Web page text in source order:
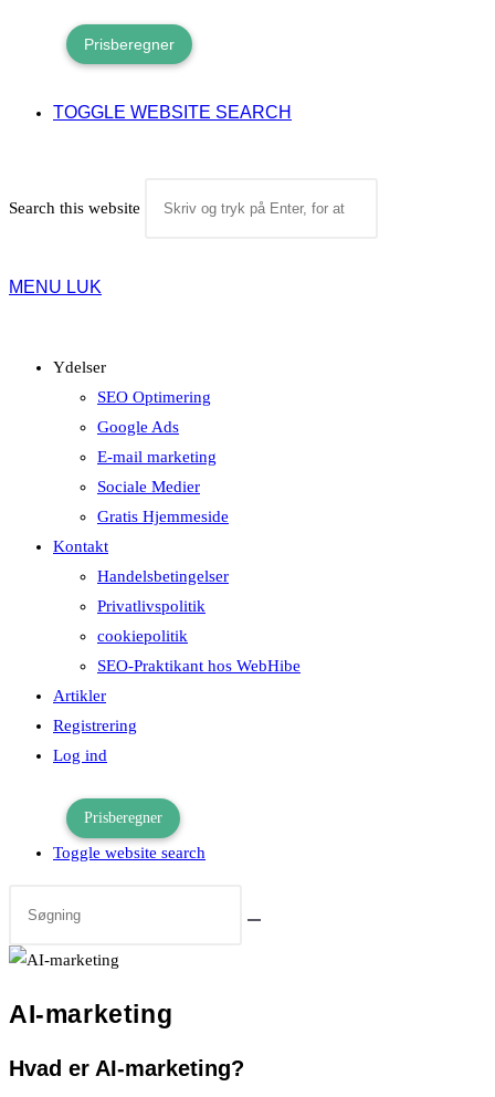
Prisberegner
TOGGLE WEBSITE SEARCH
Search this website
MENU LUK
Ydelser
SEO Optimering
Google Ads
E-mail marketing
Sociale Medier
Gratis Hjemmeside
Kontakt
Handelsbetingelser
Privatlivspolitik
cookiepolitik
SEO-Praktikant hos WebHibe
Artikler
Registrering
Log ind
Prisberegner
Toggle website search
AI-marketing
Hvad er AI-marketing?